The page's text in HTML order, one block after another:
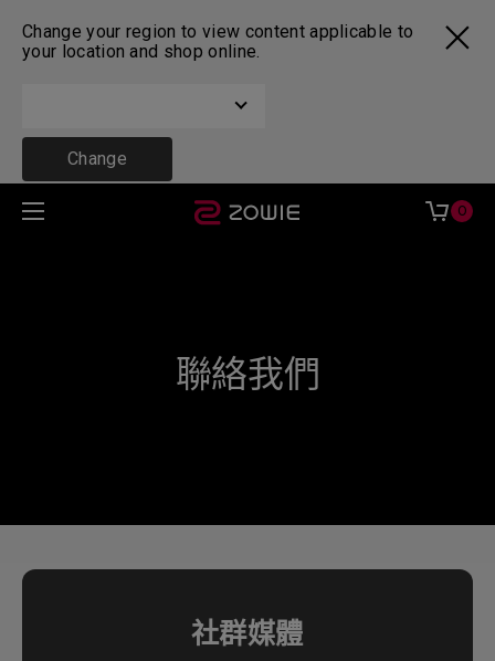
Change your region to view content applicable to
your location and shop online.
Change
0
聯絡我們
社群媒體